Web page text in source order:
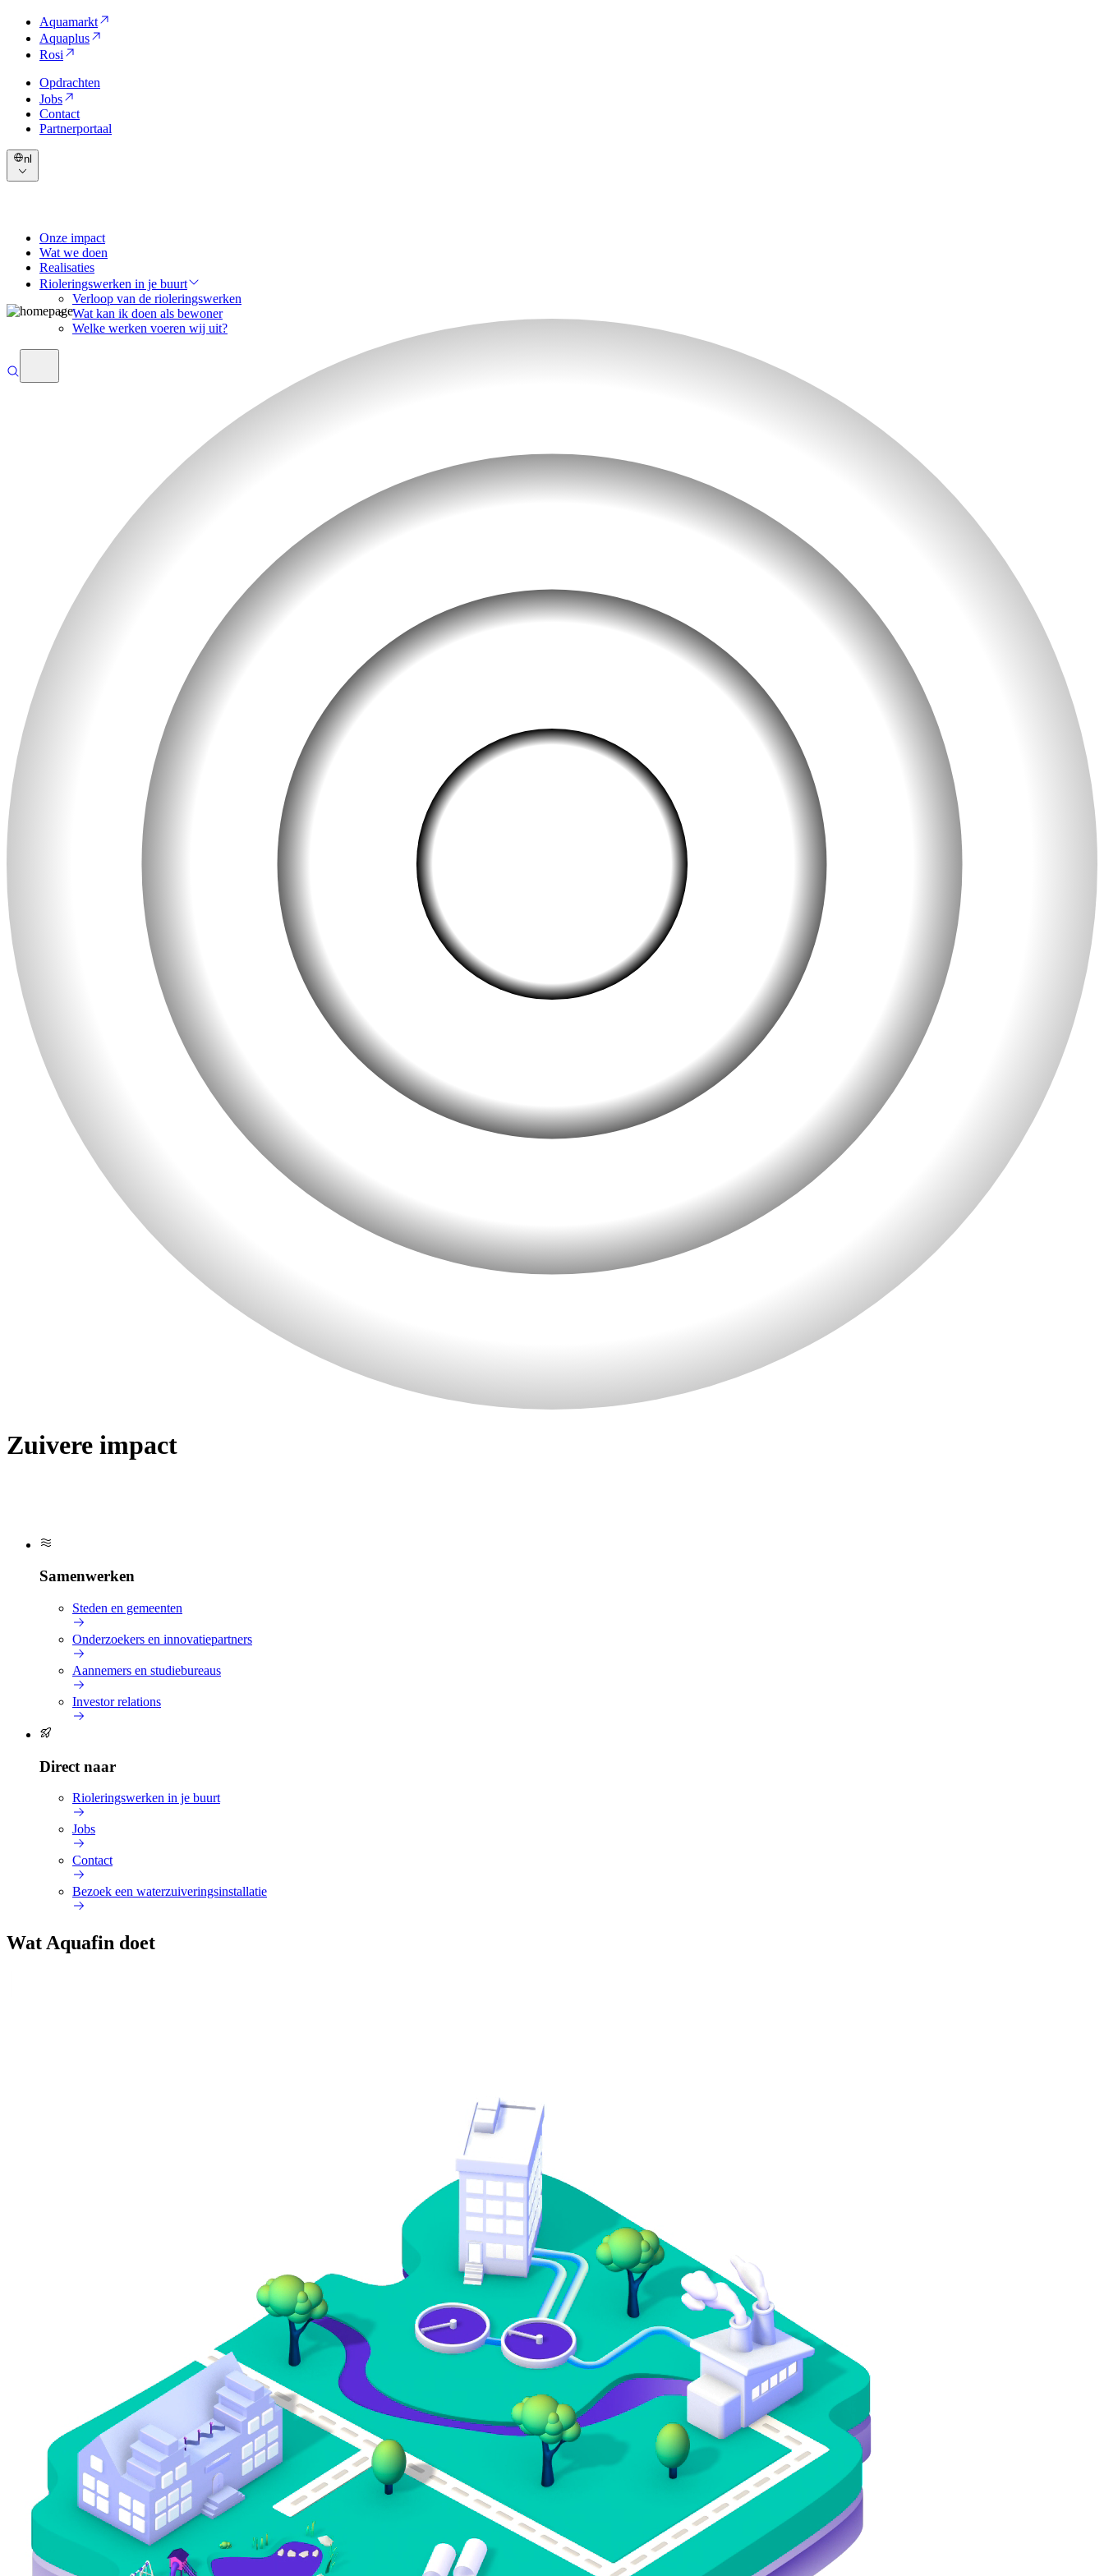
Aquamarkt
Aquaplus
Rosi
Opdrachten
Jobs
Contact
Partnerportaal
nl
Onze impact
Wat we doen
Realisaties
Rioleringswerken in je buurt
Verloop van de rioleringswerken
Wat kan ik doen als bewoner
Welke werken voeren wij uit?
Zuivere impact
Samenwerken
Steden en gemeenten
Onderzoekers en innovatiepartners
Aannemers en studiebureaus
Investor relations
Direct naar
Rioleringswerken in je buurt
Jobs
Contact
Bezoek een waterzuiveringsinstallatie
Wat Aquafin doet